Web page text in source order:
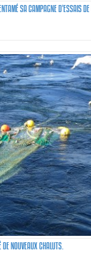
SA CAMPAGNE D’ESSAIS
DE NOUVEAUX CHALUTS.